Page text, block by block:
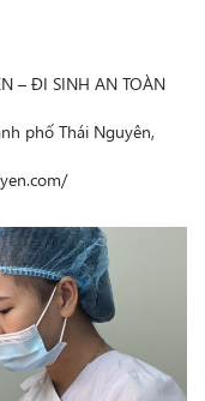
– ĐI SINH AN TOÀN
phố Thái Nguyên,